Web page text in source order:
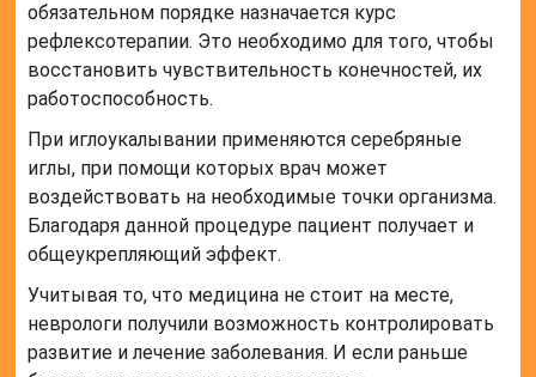
обязательном порядке назначается курс
рефлексотерапии. Это необходимо для того, чтобы
восстановить чувствительность конечностей, их
работоспособность.
При иглоукалывании применяются серебряные
иглы, при помощи которых врач может
воздействовать на необходимые точки организма.
Благодаря данной процедуре пациент получает и
общеукрепляющий эффект.
Учитывая то, что медицина не стоит на месте,
неврологи получили возможность контролировать
развитие и лечение заболевания. И если раньше